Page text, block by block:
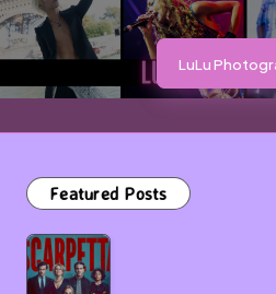
LuLu
Featured Posts